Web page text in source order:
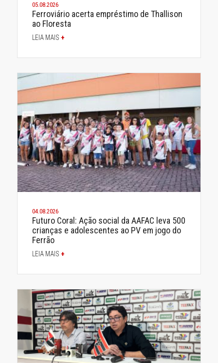
05.08.2026
Ferroviário acerta empréstimo de Thallison
ao Floresta
LEIA MAIS +
04.08.2026
Futuro Coral: Ação social da AAFAC leva 500
crianças e adolescentes ao PV em jogo do
Ferrão
LEIA MAIS +